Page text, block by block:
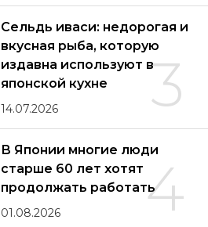
3
Сельдь иваси: недорогая и
вкусная рыба, которую
издавна используют в
японской кухне
14.07.2026
4
В Японии многие люди
старше 60 лет хотят
продолжать работать
01.08.2026